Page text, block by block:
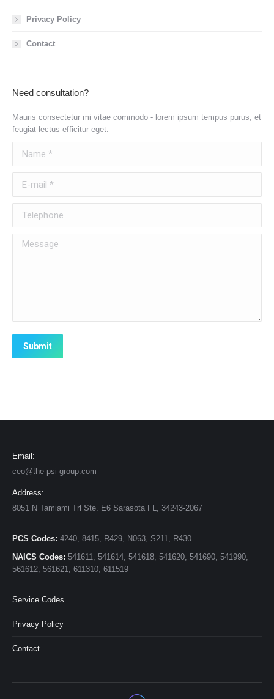
Privacy Policy
Contact
Need consultation?
Mauris consectetur mi vitae commodo - lorem ipsum tempus purus, et
feugiat lectus efficitur eget.
Message
Submit
Email:
ceo@the-psi-group.com
Address:
8051 N Tamiami Trl Ste. E6 Sarasota FL, 34243-2067
PCS Codes: 4240, 8415, R429, N063, S211, R430
NAICS Codes: 541611, 541614, 541618, 541620, 541690, 541990,
561612, 561621, 611310, 611519
Service Codes
Privacy Policy
Contact